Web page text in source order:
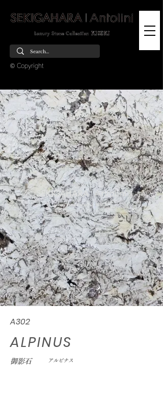
© Copyright
A302
ALPINUS
御影石 アルピナス